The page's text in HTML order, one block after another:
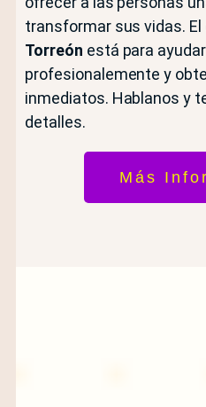
transformar sus vidas. El
Torreón está para
profesionalemente y
inmediatos. Hablanos y
detalles.
Más